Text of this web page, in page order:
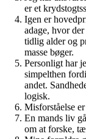
er et
Igen er
adage, hvor
tidlig alder og
masse bøger.
Personligt har
simpelthen
andet.
logisk.
Misforståelse
En mands liv
om at forske,